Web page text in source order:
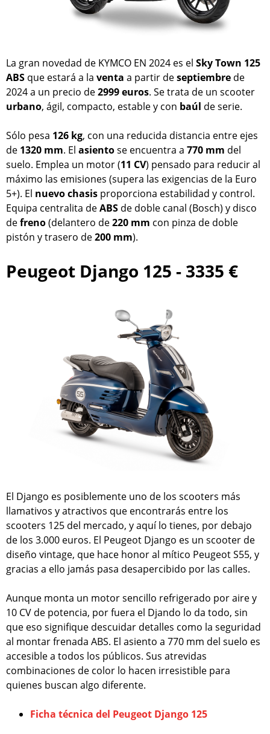
La gran novedad de KYMCO EN 2024 es el Sky Town 125
ABS que estará a la venta a partir deseptiembre de
2024 a un precio de2999 euros. Se trata de un scooter
urbano, ágil, compacto, estable y con baúl de serie.
Sólo pesa 126 kg, con una reducida distancia entre ejes
de 1320 mm. El asientose encuentra a 770 mm del
suelo. Emplea un motor (11 CV) pensado para reducir al
máximo las emisiones (supera las exigencias de la Euro
5+). El nuevochasis proporciona estabilidad y control.
Equipa centralita deABS de doble canal (Bosch) y disco
defreno(delantero de220 mm con pinza de doble
pistón y trasero de200 mm).
Peugeot Django 125 - 3335 €
El Django es posiblemente uno de los scooters más
llamativos y atractivos que encontrarás entre los
scooters 125 del mercado, y aquí lo tienes, por debajo
de los 3.000 euros. El Peugeot Django es un scooter de
diseño vintage, que hace honor al mítico Peugeot S55, y
gracias a ello jamás pasa desapercibido por las calles.
Aunque monta un motor sencillo refrigerado por aire y
10 CV de potencia, por fuera el Djando lo da todo, sin
que eso signifique descuidar detalles como la seguridad
al montar frenada ABS. El asiento a 770 mm del suelo es
accesible a todos los públicos. Sus atrevidas
combinaciones de color lo hacen irresistible para
quienes buscan algo diferente.
Ficha técnica del Peugeot Django 125